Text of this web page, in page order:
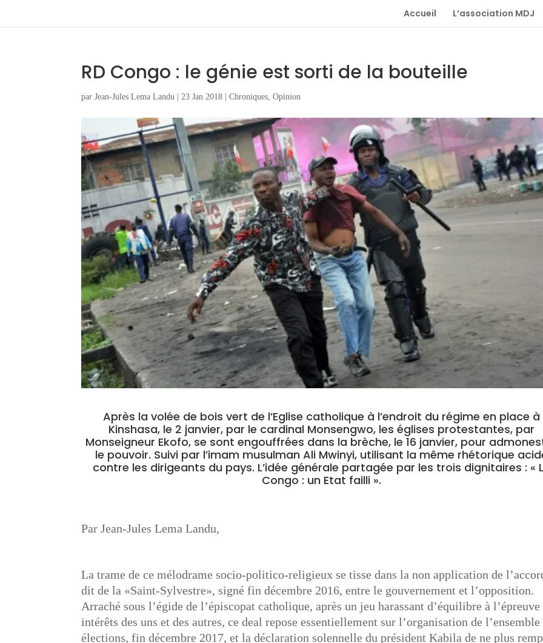
Accueil L’association MDJ
RD Congo : le génie est sorti de la bouteille
parJean-Jules Lema Landu |23 Jan 2018 |Chroniques,Opinion
Après la volée de bois vert de l’Eglise catholique à l’endroit du régime en place à
Kinshasa, le 2 janvier, par le cardinal Monsengwo, les églises protestantes, par
Monseigneur Ekofo, se sont engouffrées dans la brèche, le 16 janvier, pour
le pouvoir. Suivi par l’imam musulman Ali Mwinyi, utilisant la même rhétorique
contre les dirigeants du pays. L’idée générale partagée par les trois dignitaires : «
Congo : un Etat failli ».
Par Jean-Jules Lema Landu,
La trame de ce mélodrame socio-politico-religieux se tisse dans la non application de
dit de la «Saint-Sylvestre», signé fin décembre 2016, entre le gouvernement et l’opposition.
Arraché sous l’égide de l’épiscopat catholique, après un jeu harassant d’équilibre à l’épreuve
intérêts des uns et des autres, ce deal repose essentiellement sur l’organisation de l’ensemble
élections, fin décembre 2017, et la déclaration solennelle du président Kabila de ne plus